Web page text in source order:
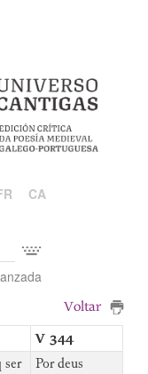
CA
Voltar
V 344
ser
Por deus